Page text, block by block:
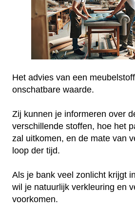
Het advies van een
onschatbare waarde.
Zij kunnen je informeren over
verschillende stoffen, hoe het
zal uitkomen, en de mate van
loop der tijd.
Als je bank veel zonlicht krijgt
wil je natuurlijk verkleuring en
voorkomen.